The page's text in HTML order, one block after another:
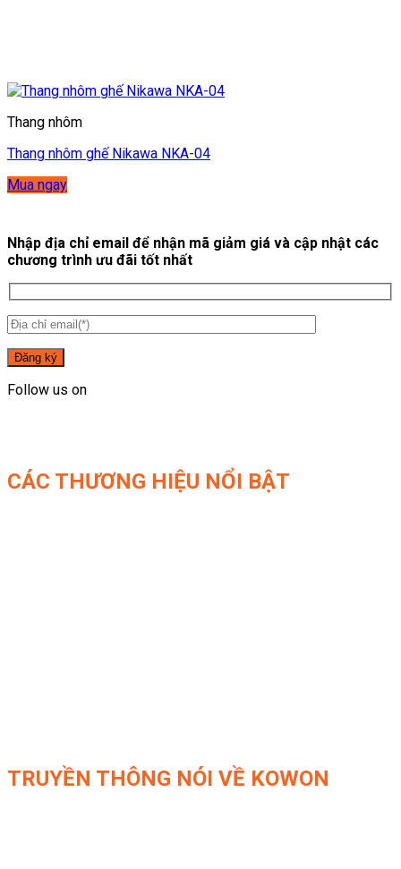
Thang nhôm
Thang nhôm ghế Nikawa NKA-04
Mua ngay
Nhập địa chỉ email để nhận mã giảm giá và cập nhật các
chương trình ưu đãi tốt nhất
Follow us on
CÁC THƯƠNG HIỆU NỔI BẬT
TRUYỀN THÔNG NÓI VỀ KOWON